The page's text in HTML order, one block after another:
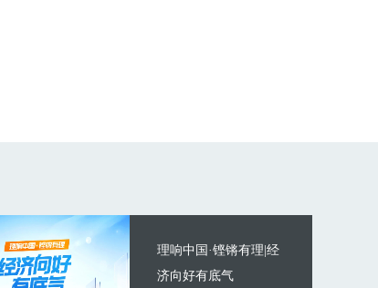
理响中国·铿锵有理|经
济向好有底气